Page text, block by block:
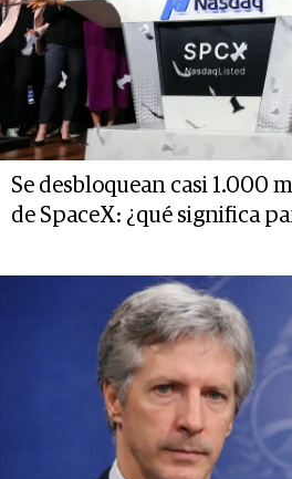
Se desbloquean casi 1.000
de SpaceX: ¿qué significa